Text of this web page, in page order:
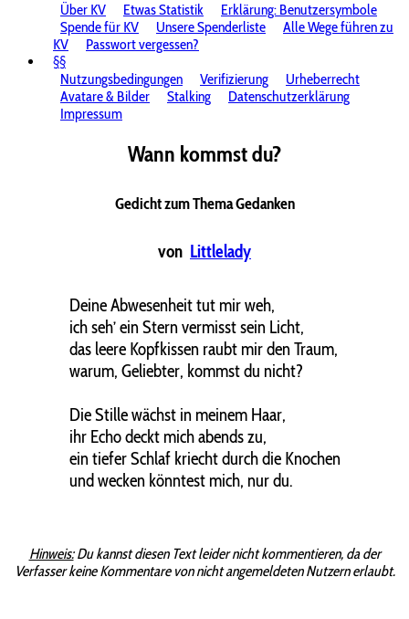
Über KV
Etwas Statistik
Erklärung: Benutzersymbole
Spende für KV
Unsere Spenderliste
Alle Wege führen zu
KV
Passwort vergessen?
§§
Nutzungsbedingungen
Verifizierung
Urheberrecht
Avatare & Bilder
Stalking
Datenschutzerklärung
Impressum
Wann kommst du?
Gedicht zum Thema Gedanken
von Littlelady
Deine Abwesenheit tut mir weh,
ich seh’ ein Stern vermisst sein Licht,
das leere Kopfkissen raubt mir den Traum,
warum, Geliebter, kommst du nicht?
Die Stille wächst in meinem Haar,
ihr Echo deckt mich abends zu,
ein tiefer Schlaf kriecht durch die Knochen
und wecken könntest mich, nur du.
Hinweis:Du kannst diesen Text leider nicht kommentieren, da der
Verfasser keine Kommentare von nicht angemeldeten Nutzern erlaubt.